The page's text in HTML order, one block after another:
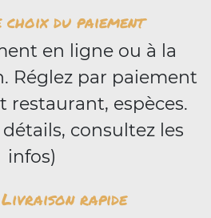
choix du paiement
en ligne ou à la
Réglez par paiement
restaurant, espèces.
consultez les
infos)
Livraison rapide